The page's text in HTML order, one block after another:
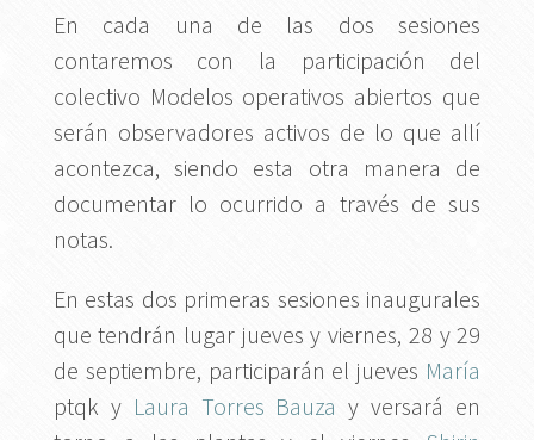
En cada una de las dos sesiones
contaremos con la participación del
colectivo Modelos operativos abiertos que
serán observadores activos de lo que allí
acontezca, siendo esta otra manera de
documentar lo ocurrido a través de sus
notas.
En estas dos primeras sesiones inaugurales
que tendrán lugar jueves y viernes, 28 y 29
de septiembre, participarán el jueves María
ptqk y Laura Torres Bauzay versará en